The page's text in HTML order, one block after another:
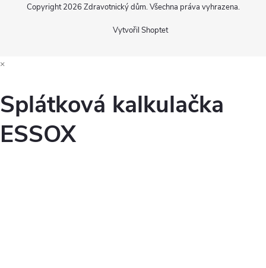
Vytvořil Shoptet
Copyright 2026 Zdravotnický dům. Všechna práva vyhrazena.
×
Splátková kalkulačka
ESSOX